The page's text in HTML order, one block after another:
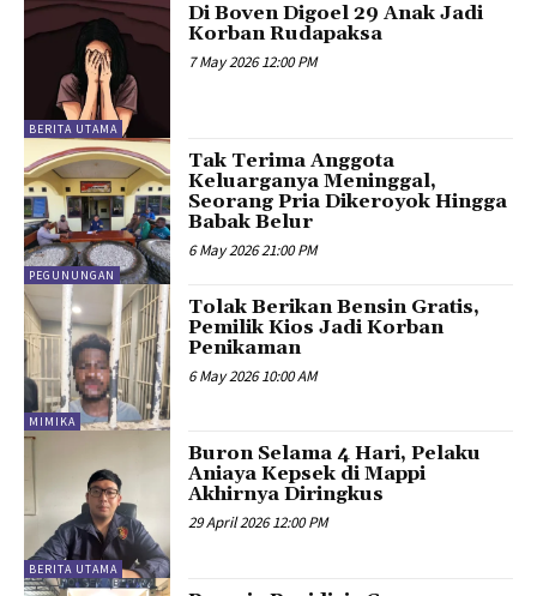
BERITA UTAMA
Di Boven Digoel 29 Anak Jadi
Korban Rudapaksa
7 May 2026 12:00 PM
PEGUNUNGAN
Tak Terima Anggota
Keluarganya Meninggal,
Seorang Pria Dikeroyok Hingga
Babak Belur
6 May 2026 21:00 PM
MIMIKA
Tolak Berikan Bensin Gratis,
Pemilik Kios Jadi Korban
Penikaman
6 May 2026 10:00 AM
BERITA UTAMA
Buron Selama 4 Hari, Pelaku
Aniaya Kepsek di Mappi
Akhirnya Diringkus
29 April 2026 12:00 PM